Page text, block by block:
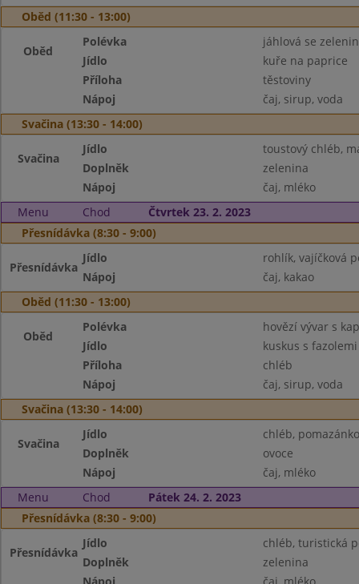
Oběd (11:30 - 13:00)
Oběd
Polévka
jáhlová se
Jídlo
kuře na paprice
Příloha
těstoviny
Nápoj
čaj, sirup, voda
Svačina (13:30 - 14:00)
Svačina
Jídlo
toustový chléb,
Doplněk
zelenina
Nápoj
čaj, mléko
Menu
Chod
Čtvrtek 23. 2. 2023
Přesnídávka (8:30 - 9:00)
Přesnídávka
Jídlo
rohlík, vajíčková
Nápoj
čaj, kakao
Oběd (11:30 - 13:00)
Oběd
Polévka
hovězí vývar s
Jídlo
kuskus s
Příloha
chléb
Nápoj
čaj, sirup, voda
Svačina (13:30 - 14:00)
Svačina
Jídlo
chléb,
Doplněk
ovoce
Nápoj
čaj, mléko
Menu
Chod
Pátek 24. 2. 2023
Přesnídávka (8:30 - 9:00)
Přesnídávka
Jídlo
chléb, turistická
Doplněk
zelenina